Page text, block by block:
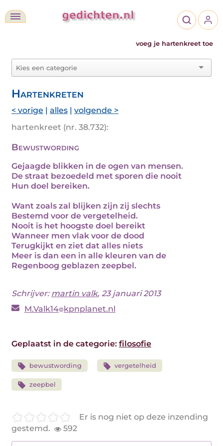
voeg je hartenkreet toe
Hartenkreten
< vorige | alles | volgende >
hartenkreet (nr. 38.732):
Bewustwording
Gejaagde blikken in de ogen van mensen.
De straat bezoedeld met sporen die nooit
Hun doel bereiken.
Want zoals zal blijken zijn zij slechts
Bestemd voor de vergetelheid.
Nooit is het hoogste doel bereikt
Wanneer men vlak voor de dood
Terugkijkt en ziet dat alles niets
Meer is dan een in alle kleuren van de
Regenboog geblazen zeepbel.
Schrijver: martin valk, 23 januari 2013
M.Valk14 kpnplanet.nl
Geplaatst in de categorie: filosofie
bewustwording vergetelheid
zeepbel
Er is nog niet op deze inzending
gestemd.
592